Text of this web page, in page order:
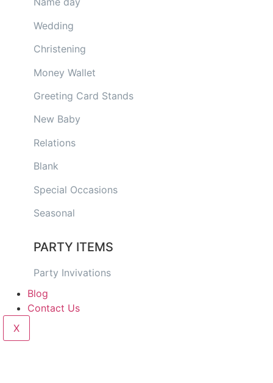
Wedding
Christening
Money Wallet
Greeting Card Stands
New Baby
Relations
Blank
Special Occasions
Seasonal
PARTY ITEMS
Party Invivations
Blog
Contact Us
X